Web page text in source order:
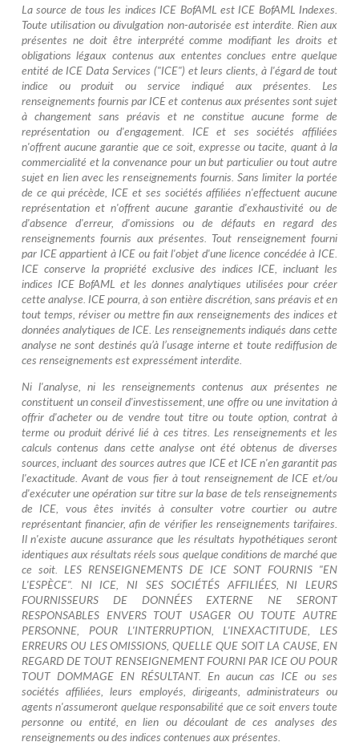
La source de tous les indices ICE BofAML est ICE BofAML Indexes.
Toute utilisation ou divulgation non-autorisée est interdite. Rien aux
présentes ne doit être interprété comme modifiant les droits et
obligations légaux contenus aux ententes conclues entre quelque
entité de ICE Data Services ("ICE") et leurs clients, à l'égard de tout
indice ou produit ou service indiqué aux présentes. Les
renseignements fournis par ICE et contenus aux présentes sont sujet
à changement sans préavis et ne constitue aucune forme de
représentation ou d'engagement. ICE et ses sociétés affiliées
n'offrent aucune garantie que ce soit, expresse ou tacite, quant à la
commercialité et la convenance pour un but particulier ou tout autre
sujet en lien avec les renseignements fournis. Sans limiter la portée
de ce qui précède, ICE et ses sociétés affiliées n'effectuent aucune
représentation et n'offrent aucune garantie d'exhaustivité ou de
d'absence d'erreur, d'omissions ou de défauts en regard des
renseignements fournis aux présentes. Tout renseignement fourni
par ICE appartient à ICE ou fait l'objet d'une licence concédée à ICE.
ICE conserve la propriété exclusive des indices ICE, incluant les
indices ICE BofAML et les donnes analytiques utilisées pour créer
cette analyse. ICE pourra, à son entière discrétion, sans préavis et en
tout temps, réviser ou mettre fin aux renseignements des indices et
données analytiques de ICE. Les renseignements indiqués dans cette
analyse ne sont destinés qu’à l’usage interne et toute rediffusion de
ces renseignements est expressément interdite.
Ni l'analyse, ni les renseignements contenus aux présentes ne
constituent un conseil d'investissement, une offre ou une invitation à
offrir d'acheter ou de vendre tout titre ou toute option, contrat à
terme ou produit dérivé lié à ces titres. Les renseignements et les
calculs contenus dans cette analyse ont été obtenus de diverses
sources, incluant des sources autres que ICE et ICE n'en garantit pas
l'exactitude. Avant de vous fier à tout renseignement de ICE et/ou
d'exécuter une opération sur titre sur la base de tels renseignements
de ICE, vous êtes invités à consulter votre courtier ou autre
représentant financier, afin de vérifier les renseignements tarifaires.
Il n'existe aucune assurance que les résultats hypothétiques seront
identiques aux résultats réels sous quelque conditions de marché que
ce soit. LES RENSEIGNEMENTS DE ICE SONT FOURNIS "EN
L'ESPÈCE". NI ICE, NI SES SOCIÉTÉS AFFILIÉES, NI LEURS
FOURNISSEURS DE DONNÉES EXTERNE NE SERONT
RESPONSABLES ENVERS TOUT USAGER OU TOUTE AUTRE
PERSONNE, POUR L'INTERRUPTION, L'INEXACTITUDE, LES
ERREURS OU LES OMISSIONS, QUELLE QUE SOIT LA CAUSE, EN
REGARD DE TOUT RENSEIGNEMENT FOURNI PAR ICE OU POUR
TOUT DOMMAGE EN RÉSULTANT. En aucun cas ICE ou ses
sociétés affiliées, leurs employés, dirigeants, administrateurs ou
agents n'assumeront quelque responsabilité que ce soit envers toute
personne ou entité, en lien ou découlant de ces analyses des
renseignements ou des indices contenues aux présentes.